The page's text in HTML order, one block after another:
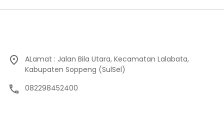
ALamat : Jalan Bila Utara, Kecamatan Lalabata,
Kabupaten Soppeng (SulSel)
082298452400